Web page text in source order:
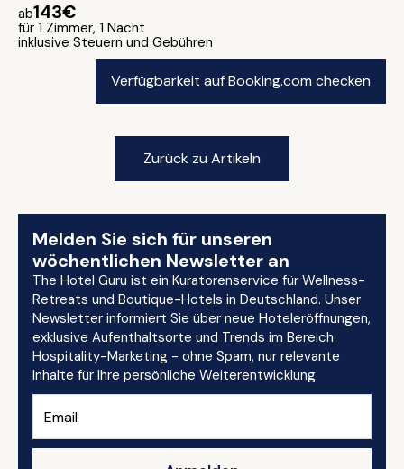
ab143€
für 1 Zimmer, 1 Nacht
inklusive Steuern und Gebühren
Verfügbarkeit auf Booking.com checken
Zurück zu Artikeln
Melden Sie sich für unseren
wöchentlichen Newsletter an
The Hotel Guru ist ein Kuratorenservice für Wellness-
Retreats und Boutique-Hotels in Deutschland. Unser
Newsletter informiert Sie über neue Hoteleröffnungen,
exklusive Aufenthaltsorte und Trends im Bereich
Hospitality-Marketing - ohne Spam, nur relevante
Inhalte für Ihre persönliche Weiterentwicklung.